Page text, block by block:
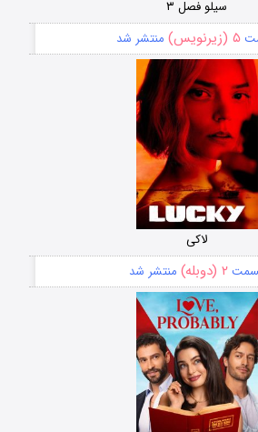
سیلو فصل ۳
۵ (زیرنویس) منتشر شد
لاکی
۲ (دوبله) منتشر شد